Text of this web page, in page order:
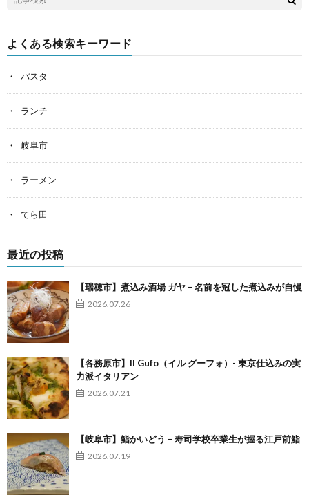
よくある検索キーワード
パスタ
ランチ
岐阜市
ラーメン
てら田
最近の投稿
【瑞穂市】煮込み酒場 ガヤ – 名前を冠した煮込みが自慢
2026.07.26
【各務原市】Il Gufo（イル グーフォ）- 東京仕込みの実
力派イタリアン
2026.07.21
【岐阜市】鮨かいどう – 寿司学校卒業生が握る江戸前鮨
2026.07.19